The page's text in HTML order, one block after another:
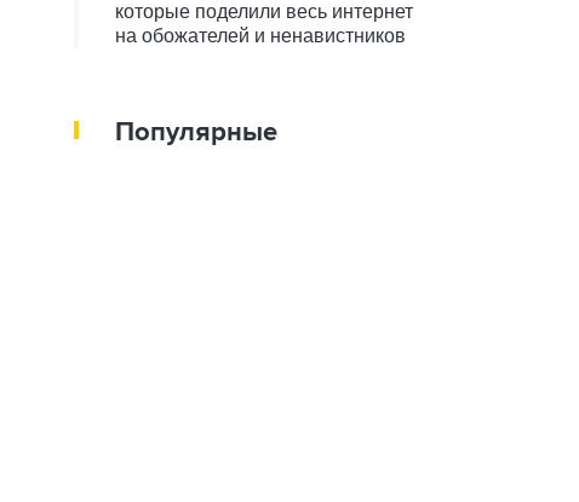
которые поделили весь интернет
на обожателей и ненавистников
Популярные